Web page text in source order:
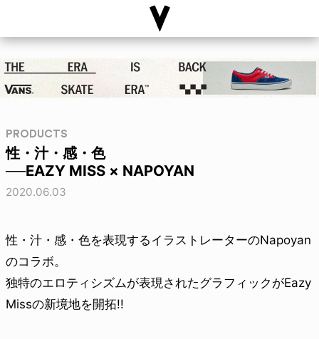
PRODUCTS
性・汁・感・色
──EAZY MISS × NAPOYAN
2020.06.03
性・汁・感・色を表現するイラストレーターのNapoyan
のコラボ。
独特のエロティシズムが表現されたグラフィックがEazy
Missの新境地を開拓!!